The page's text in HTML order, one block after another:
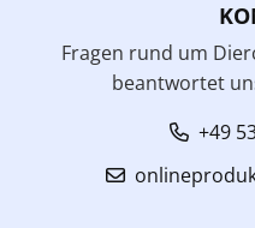
Fragen rund um
beantwortet
+49